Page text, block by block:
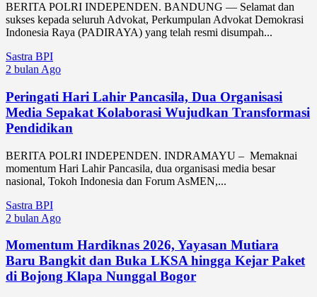
BERITA POLRI INDEPENDEN. BANDUNG — Selamat dan
sukses kepada seluruh Advokat, Perkumpulan Advokat Demokrasi
Indonesia Raya (PADIRAYA) yang telah resmi disumpah...
Sastra BPI
2 bulan Ago
Peringati Hari Lahir Pancasila, Dua Organisasi
Media Sepakat Kolaborasi Wujudkan Transformasi
Pendidikan
BERITA POLRI INDEPENDEN. INDRAMAYU – Memaknai
momentum Hari Lahir Pancasila, dua organisasi media besar
nasional, Tokoh Indonesia dan Forum AsMEN,...
Sastra BPI
2 bulan Ago
Momentum Hardiknas 2026, Yayasan Mutiara
Baru Bangkit dan Buka LKSA hingga Kejar Paket
di Bojong Klapa Nunggal Bogor